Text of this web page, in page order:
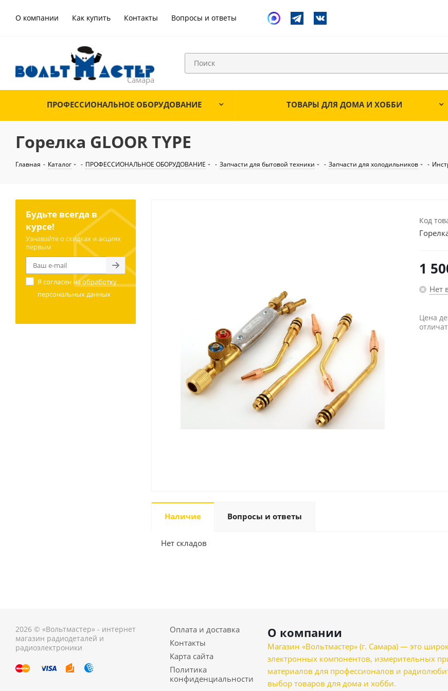
О компании Как купить Контакты Вопросы и ответы
ПРОФЕССИОНАЛЬНОЕ ОБОРУДОВАНИЕ ТОВАРЫ ДЛЯ ДОМА И ХОББИ
Горелка GLOOR TYPE
Главная - Каталог - ПРОФЕССИОНАЛЬНОЕ ОБОРУДОВАНИЕ - Запчасти для бытовой техники - Запчасти для холодильников -
Код
1
Нет
Цена
Наличие Вопросы и ответы
Нет складов
Будьте всегда в
курсе!
Узнавайте о скидках и акциях
первым
Я согласен наобработку
персональных данных
2026 © «Вольтмастер» - интернет
магазин радиодеталей и
радиоэлектроники
Оплата и доставка
Контакты
Карта сайта
Политика
конфиденциальности
О компании
Магазин «Вольтмастер» (г. Самара) — это
электронных компонентов, измерительных
материалов для профессионалов и
выбор товаров для дома и хобби.